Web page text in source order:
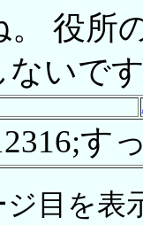
。 役所
ないで
す
ジ目を表